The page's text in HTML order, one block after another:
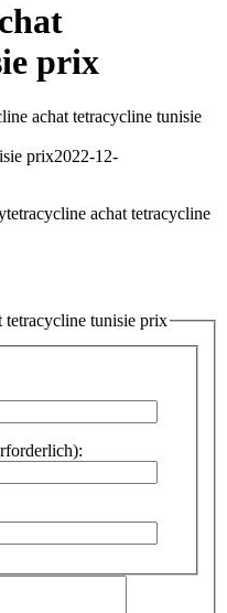
prix
achat tetracycline tunisie
prix2022-12-
achat tetracycline
tunisie prix